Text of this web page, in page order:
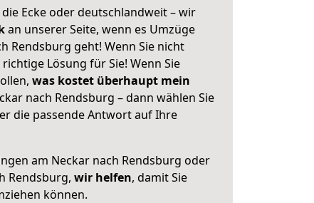
Ecke oder deutschlandweit – wir
an unserer Seite, wenn es Umzüge
Rendsburg geht! Wenn Sie nicht
Lösung für Sie! Wenn Sie
was kostet überhaupt mein
nach Rendsburg – dann wählen Sie
die passende Antwort auf Ihre
am Neckar nach Rendsburg oder
Rendsburg, wir helfen, damit Sie
können.